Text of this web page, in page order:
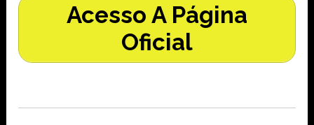
Acesso A Página
Oficial